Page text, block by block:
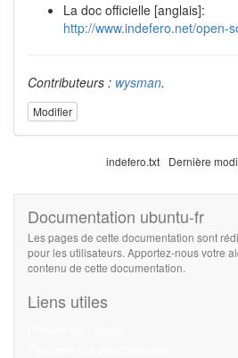
La doc officielle [anglais]:
http://www.indefero.net/open-
Contributeurs : wysman.
Modifier
indefero.txt Dernière
Documentation ubuntu-fr
Les pages de cette documentation sont
pour les utilisateurs. Apportez-nous votre
contenu de cette documentation.
Liens utiles